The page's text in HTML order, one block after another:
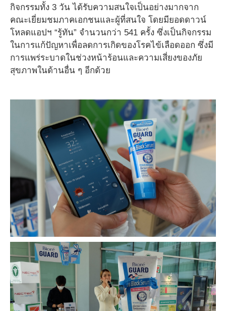
กิจกรรมทั้ง 3 วัน ได้รับความสนใจเป็นอย่างมากจาก
คณะเยี่ยมชมภาคเอกชนและผู้ที่สนใจ โดยมียอดดาวน์
โหลดแอปฯ “รู้ทัน” จำนวนกว่า 541 ครั้ง ซึ่งเป็นกิจกรรม
ในการแก้ปัญหาเพื่อลดการเกิดของโรคไข้เลือดออก ซึ่งมี
การแพร่ระบาดในช่วงหน้าร้อนและความเสี่ยงของภัย
สุขภาพในด้านอื่น ๆ อีกด้วย